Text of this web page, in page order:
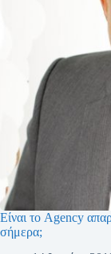
Είναι το Agency
σήμερα;